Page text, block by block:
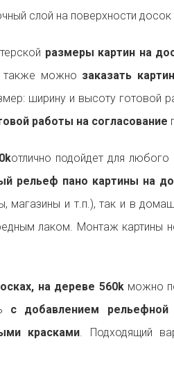
слой на поверхности досок
размеры картин на
также можно заказать
ширину и высоту готовой
работы на согласование
отлично подойдет для
рельеф пано картины на
магазины и т.п.), так и в
лаком. Монтаж картины
на дереве 560kможно
с добавлением рельефной
красками . Подходящий